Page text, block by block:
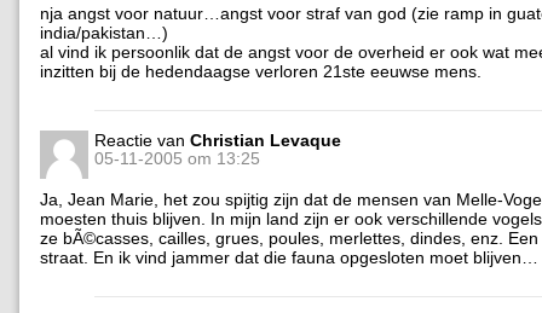
nja angst voor natuur…angst voor straf van god (zie ramp in
india/pakistan…)
al vind ik persoonlik dat de angst voor de overheid er ook wat
inzitten bij de hedendaagse verloren 21ste eeuwse mens.
Reactie van Christian Levaque
05-11-2005 om 13:25
Ja, Jean Marie, het zou spijtig zijn dat de mensen van Melle-
moesten thuis blijven. In mijn land zijn er ook verschillende
ze bÃ©casses, cailles, grues, poules, merlettes, dindes, enz.
straat. En ik vind jammer dat die fauna opgesloten moet